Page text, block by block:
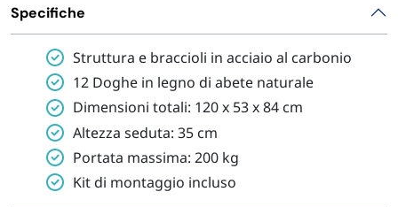
PERSONA E MEDICALI
AVVOLGENTI E CONTENITORI ALIMENTARI
Specifiche
Struttura e braccioli in acciaio al carbonio
12 Doghe in legno di abete naturale
Dimensioni totali: 120 x 53 x 84 cm
Altezza seduta: 35 cm
Portata massima: 200 kg
Kit di montaggio incluso